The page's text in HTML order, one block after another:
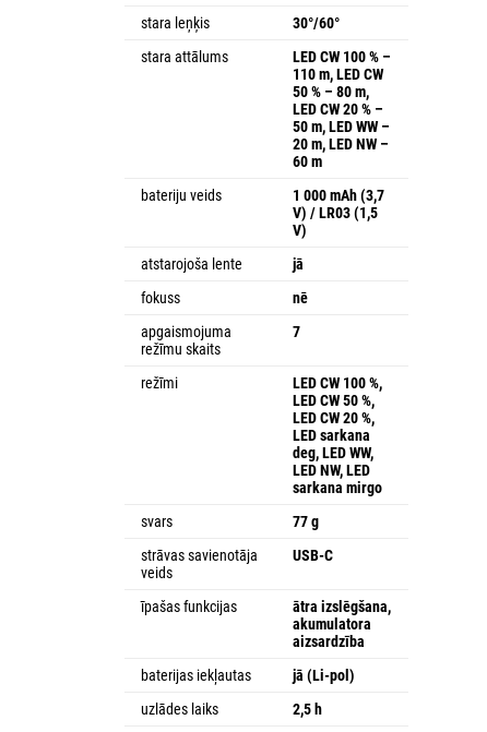
stara leņķis
30°/60°
stara attālums
LED CW 100 % –
110 m, LED CW
50 % – 80 m,
LED CW 20 % –
50 m, LED WW –
20 m, LED NW –
60 m
bateriju veids
1 000 mAh (3,7
V) / LR03 (1,5
V)
atstarojoša lente
jā
fokuss
nē
apgaismojuma
režīmu skaits
7
režīmi
LED CW 100 %,
LED CW 50 %,
LED CW 20 %,
LED sarkana
deg, LED WW,
LED NW, LED
sarkana mirgo
svars
77 g
strāvas savienotāja
veids
USB-C
īpašas funkcijas
ātra izslēgšana,
akumulatora
aizsardzība
baterijas iekļautas
jā (Li-pol)
uzlādes laiks
2,5 h